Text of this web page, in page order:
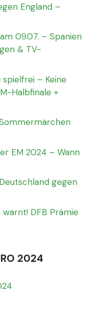
England –
09.07. – Spanien
& TV-
– Keine
Halbfinale +
EM 2024 – Wann
gegen
DFB Prämie
2024